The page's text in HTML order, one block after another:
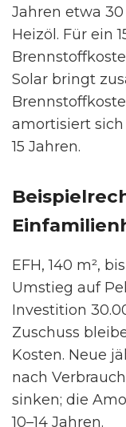
Jahren etwa
Heizöl. Für ein
Solar bringt
amortisiert sich
15 Jahren.
EFH, 140 m²,
Umstieg auf
Investition
Zuschuss
Kosten. Neue
nach
sinken; die
10–14 Jahren.